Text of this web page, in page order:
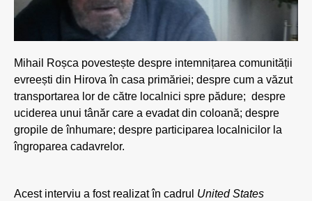
Mihail Roșca povestește despre intemnițarea comunității
evreești din Hirova în casa primăriei; despre cum a văzut
transportarea lor de către localnici spre pădure; despre
uciderea unui tânăr care a evadat din coloană; despre
gropile de înhumare; despre participarea localnicilor la
îngroparea cadavrelor.
Acest interviu a fost realizat în cadrul United States